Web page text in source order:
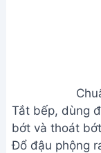
Tắt bếp, dùng
bớt và thoát
Đổ đậu phộng